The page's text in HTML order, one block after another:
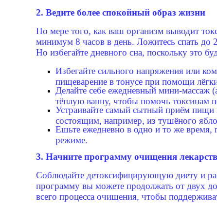
2. Ведите более спокойный образ жизни
По мере того, как ваш организм выводит
минимум 8 часов в день. Ложитесь спать до
Но избегайте дневного сна, поскольку это
Избегайте сильного напряжения или
пищеварение в тонусе при помощи
Делайте себе ежедневный мини-массаж
тёплую ванну, чтобы помочь токсинам
Устраивайте самый сытный приём пищи
состоящим, например, из тушёного
Ешьте ежедневно в одно и то же время,
режиме.
3. Начните программу очищения
Соблюдайте детоксифицирующую диету и
программу вы можете продолжать от двух
всего процесса очищения, чтобы